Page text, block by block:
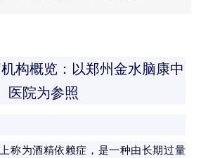
构概览：以郑州金水脑康中
医院为参照
称为酒精依赖症，是一种由长期过量